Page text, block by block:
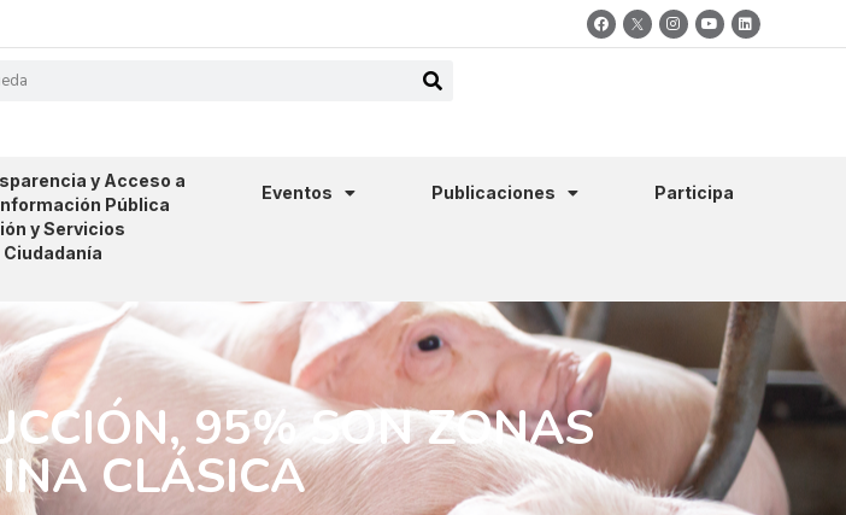
y Acceso a
Pública
Eventos Publicaciones
Participa
y Servicios
Ciudadanía
95% SON ZONAS
CLÁSICA